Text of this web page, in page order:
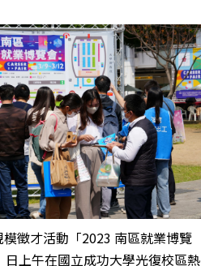
徵才活動「2023 南區就業博覽
日上午在國立成功大學光復校區熱